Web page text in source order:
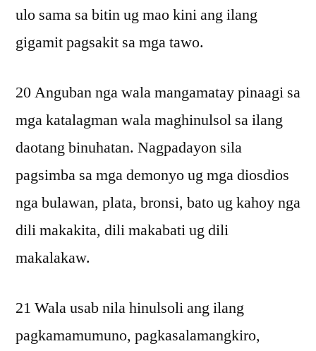
ulo sama sa bitin ug mao kini ang ilang
gigamit pagsakit sa mga tawo.
20 Anguban nga wala mangamatay pinaagi sa
mga katalagman wala maghinulsol sa ilang
daotang binuhatan. Nagpadayon sila
pagsimba sa mga demonyo ug mga diosdios
nga bulawan, plata, bronsi, bato ug kahoy nga
dili makakita, dili makabati ug dili
makalakaw.
21 Wala usab nila hinulsoli ang ilang
pagkamamumuno, pagkasalamangkiro,